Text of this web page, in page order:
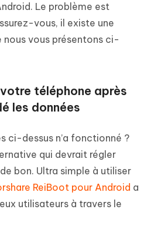
Le problème est
vous, il existe une
nous vous présentons ci-
téléphone après
les données
ci-dessus n’a fonctionné ?
qui devrait régler
bon. Ultra simple à utiliser
ReiBoot pour Android a
utilisateurs à travers le